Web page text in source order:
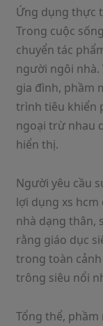
Ứng dụng thực
Trong cuộc
chuyển tác
người ngôi nhà.
gia đình, phầm
trình tiêu khiển
ngoại trừ nhau
hiển thị.
Người yêu cầu
lợi dụng xs
nhà dạng thân,
rằng giáo dục
trong toàn
trông siêu nổi
Tổng thể,